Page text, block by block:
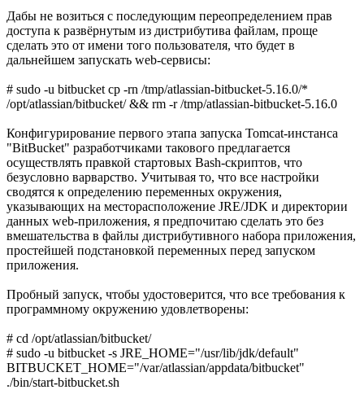
Дабы не возиться с последующим переопределением прав
доступа к развёрнутым из дистрибутива файлам, проще
сделать это от имени того пользователя, что будет в
дальнейшем запускать web-сервисы:
# sudo -u bitbucket cp -rn /tmp/atlassian-bitbucket-5.16.0/*
/opt/atlassian/bitbucket/ && rm -r /tmp/atlassian-bitbucket-5.16.0
Конфигурирование первого этапа запуска Tomcat-инстанса
"BitBucket" разработчиками такового предлагается
осуществлять правкой стартовых Bash-скриптов, что
безусловно варварство. Учитывая то, что все настройки
сводятся к определению переменных окружения,
указывающих на месторасположение JRE/JDK и директории
данных web-приложения, я предпочитаю сделать это без
вмешательства в файлы дистрибутивного набора приложения,
простейшей подстановкой переменных перед запуском
приложения.
Пробный запуск, чтобы удостоверится, что все требования к
программному окружению удовлетворены:
# cd /opt/atlassian/bitbucket/
# sudo -u bitbucket -s JRE_HOME="/usr/lib/jdk/default"
BITBUCKET_HOME="/var/atlassian/appdata/bitbucket"
./bin/start-bitbucket.sh